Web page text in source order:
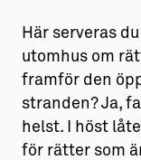
Här serveras
utomhus om
framför den
stranden? Ja,
helst. I höst
för rätter som